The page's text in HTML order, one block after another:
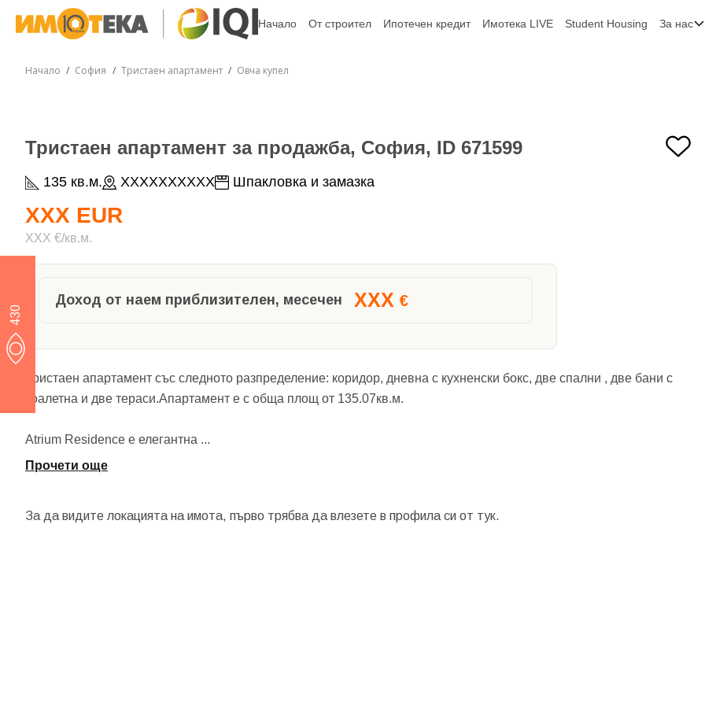
Начало От строител Ипотечен кредит Имотека LIVE Student Housing За нас
Начало София Тристаен апартамент Овча купел
430
Тристаен апартамент за продажба, София, ID 671599
135 кв.м. XXXXXXXXXX Шпакловка и замазка
XXX EUR
XXX €/кв.м.
Доход от наем приблизителен, месечен XXX €
Тристаен апартамент със следното разпределение: коридор, дневна с кухненски бокс, две спални , две бани с
тоалетна и две тераси.Апартамент е с обща площ от 135.07кв.м.
Atrium Residence е елегантна ...
Прочети още
За да видите локацията на имота, първо трябва да влезете в профила си от тук.